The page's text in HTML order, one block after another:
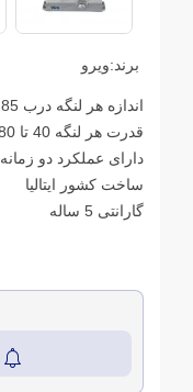
برند:ویرو
اندازه هر لنگه درب 85 تا 110 سانتیمتر
قدرت هر لنگه 40 تا 80 کیلوگرم
دارای عملکرد دو زمانه
ساخت کشور ایتالیا
گارانتی 5 ساله